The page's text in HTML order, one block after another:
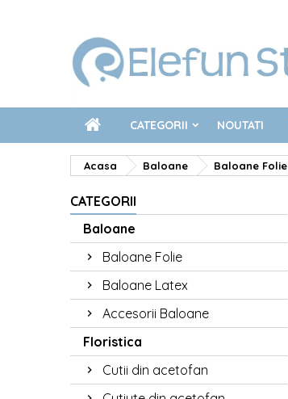
CATEGORII NOUTATI
Acasa Baloane Baloane Folie
CATEGORII
Baloane
Baloane Folie
Baloane Latex
Accesorii Baloane
Floristica
Cutii din acetofan